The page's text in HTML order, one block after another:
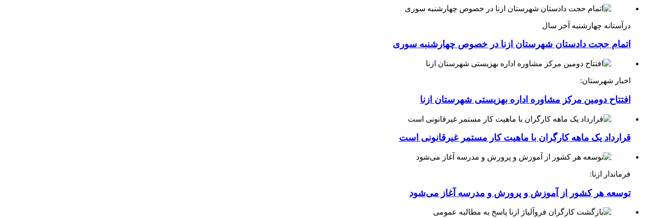
درآستانه چهارشنبه آخر سال
اتمام حجت دادستان شهرستان ازنا در خصوص چهارشنبه ‌سوری
اخبار شهرستان:
افتتاح دومین مرکز مشاوره اداره بهزیستی شهرستان ازنا
قرارداد یک ماهه کارگران با ماهیت کار مستمر غیرقانونی است
فرماندار ازنا:
توسعه هر کشور از آموزش و پرورش و مدرسه آغاز می‌شود